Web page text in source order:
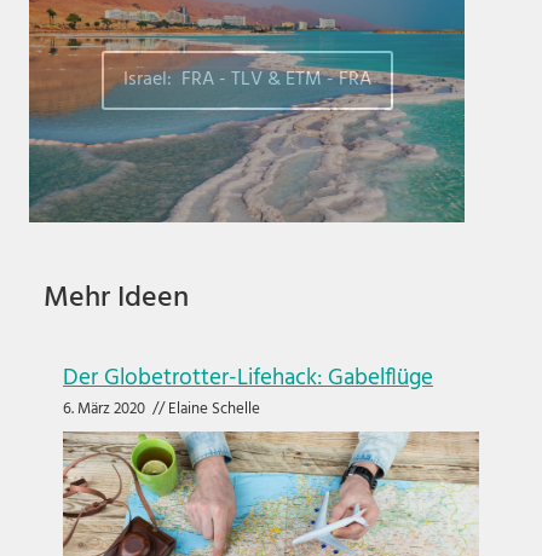
Israel: FRA - TLV & ETM - FRA
Mehr Ideen
Der Globetrotter-Lifehack: Gabelflüge
6. März 2020 //Elaine Schelle